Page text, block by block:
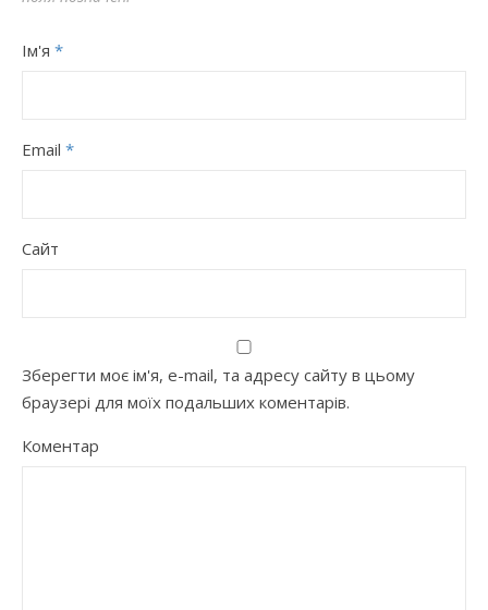
Ім'я *
Email *
Сайт
Зберегти моє ім'я, e-mail, та адресу сайту в цьому
браузері для моїх подальших коментарів.
Коментар